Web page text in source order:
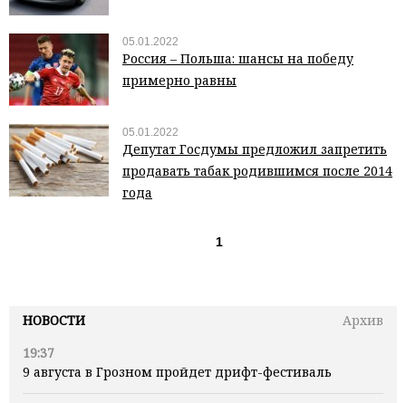
НОВОСТИ
Архив
19:37
9 августа в Грозном пройдет дрифт-фестиваль
05.01.2022
Россия – Польша: шансы на победу
примерно равны
05.01.2022
Депутат Госдумы предложил запретить
продавать табак родившимся после 2014
года
1